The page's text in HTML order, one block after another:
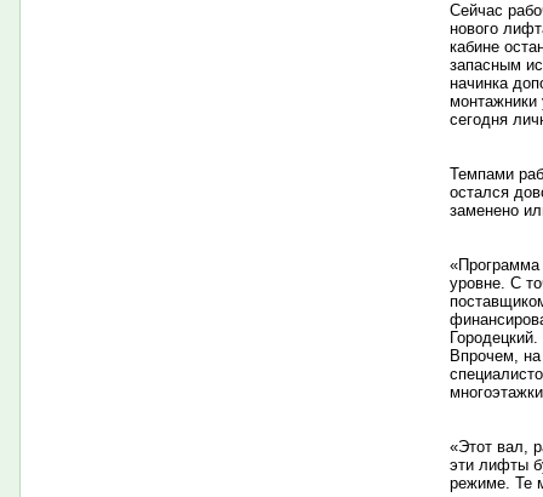
Сейчас
нового
кабине
запасным
начинка
монтажники
сегодня
Темпами
остался
заменено
«Программа
уровне. С
Городецкий.
Впрочем,
«Этот вал,
эти лифты
режиме. Те